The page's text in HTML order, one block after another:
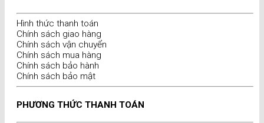
Hình thức thanh toán
Chính sách giao hàng
Chính sách vận chuyển
Chính sách mua hàng
Chính sách bảo hành
Chính sách bảo mật
PHƯƠNG THỨC THANH TOÁN